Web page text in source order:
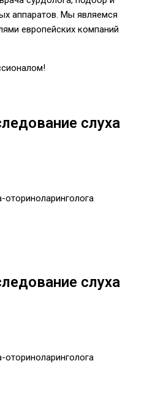
аппаратов. Мы являемся
европейских компаний
слуха
оториноларинголога
слуха
оториноларинголога